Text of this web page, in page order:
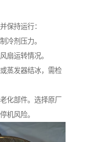
保持运行：
冷剂压力。
扇运转情况。
蒸发器结冰，需检
化部件。选择原厂
机风险。